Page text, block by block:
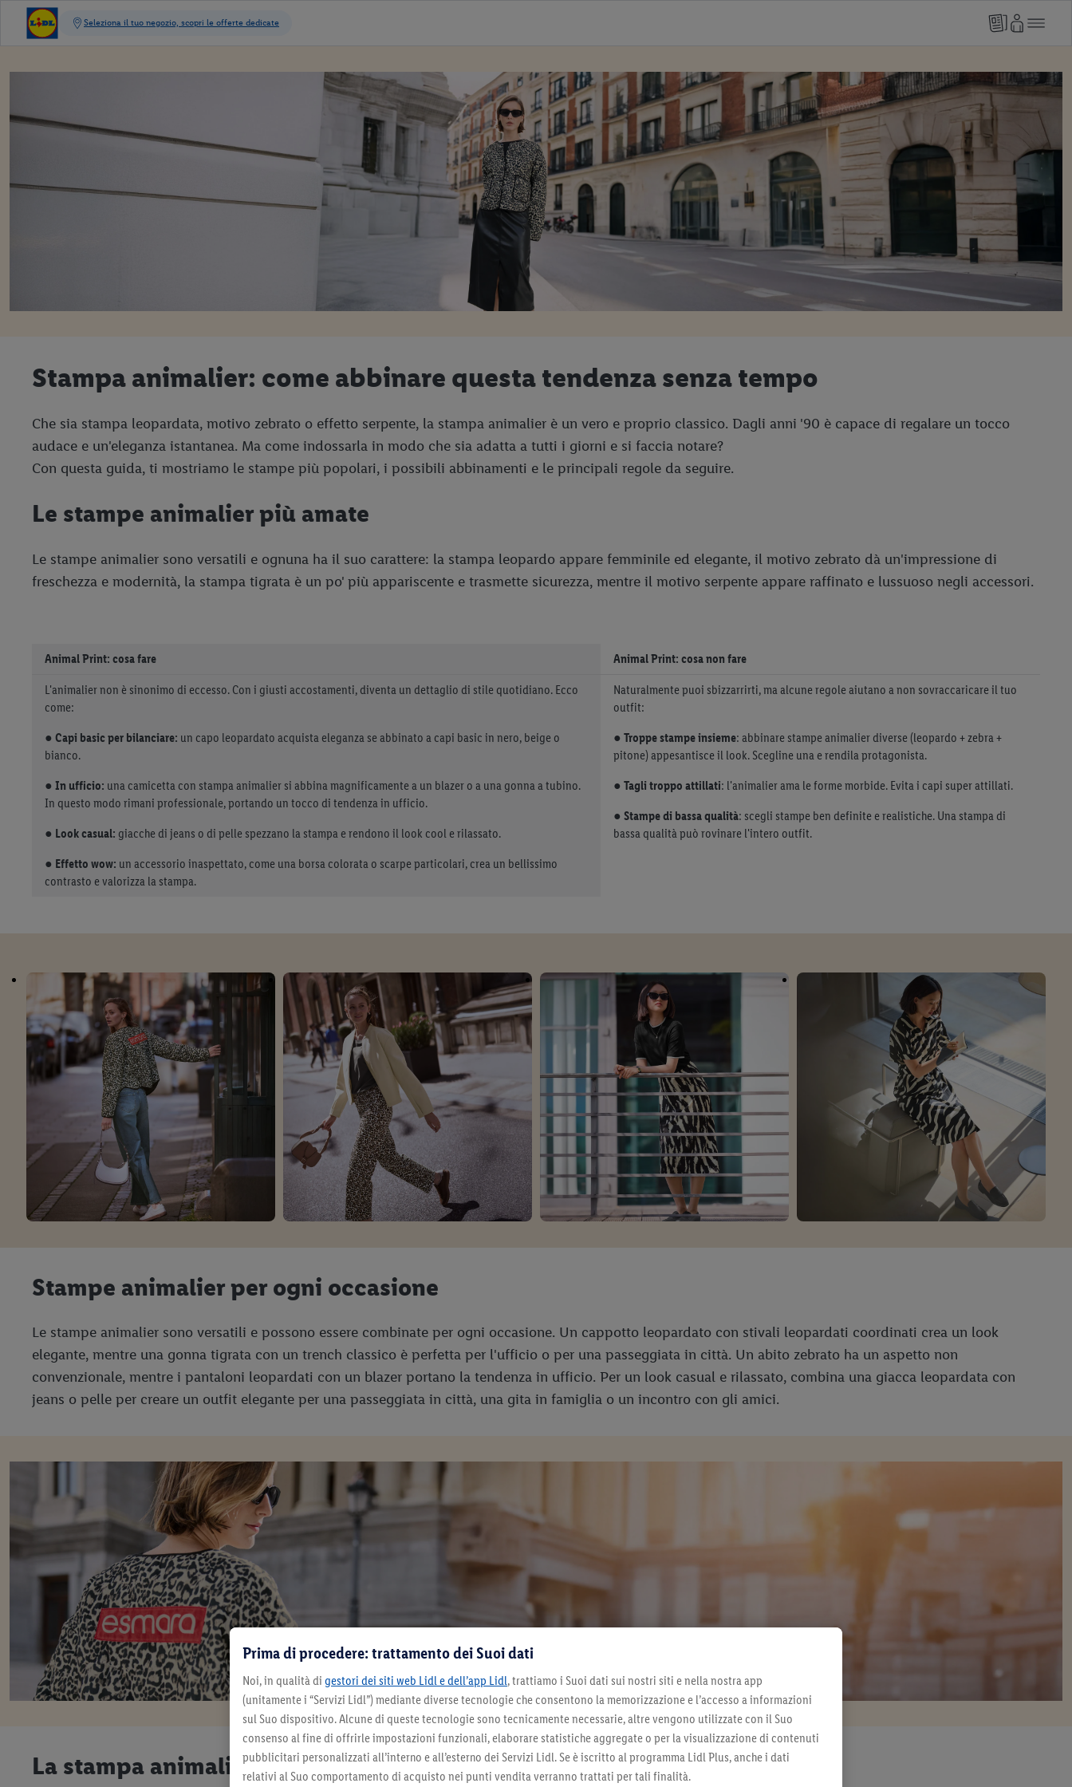
Stampa animalier: come abbinare questa tendenza senza tempo
Che sia stampa leopardata, motivo zebrato o effetto serpente, la stampa animalier è un vero e proprio classico. Dagli anni '90 è capace di regalare un tocco
audace e un'eleganza istantanea. Ma come indossarla in modo che sia adatta a tutti i giorni e si faccia notare?
Con questa guida, ti mostriamo le stampe più popolari, i possibili abbinamenti e le principali regole da seguire.
Le stampe animalier più amate
Le stampe animalier sono versatili e ognuna ha il suo carattere: la stampa leopardo appare femminile ed elegante, il motivo zebrato dà un'impressione di
freschezza e modernità, la stampa tigrata è un po' più appariscente e trasmette sicurezza, mentre il motivo serpente appare raffinato e lussuoso negli accessori.
Animal Print: cosa fare Animal Print: cosa non fare
L'animalier non è sinonimo di eccesso. Con i giusti accostamenti, diventa un dettaglio di stile quotidiano. Ecco
come:
● Capi basic per bilanciare: un capo leopardato acquista eleganza se abbinato a capi basic in nero, beige o
bianco.
● In ufficio: una camicetta con stampa animalier si abbina magnificamente a un blazer o a una gonna a tubino.
In questo modo rimani professionale, portando un tocco di tendenza in ufficio.
● Look casual: giacche di jeans o di pelle spezzano la stampa e rendono il look cool e rilassato.
● Effetto wow: un accessorio inaspettato, come una borsa colorata o scarpe particolari, crea un bellissimo
contrasto e valorizza la stampa.
Naturalmente puoi sbizzarrirti, ma alcune regole aiutano a non sovraccaricare il tuo
outfit:
● Troppe stampe insieme: abbinare stampe animalier diverse (leopardo + zebra +
pitone) appesantisce il look. Scegline una e rendila protagonista.
● Tagli troppo attillati: l'animalier ama le forme morbide. Evita i capi super attillati.
● Stampe di bassa qualità: scegli stampe ben definite e realistiche. Una stampa di
bassa qualità può rovinare l'intero outfit.
Stampe animalier per ogni occasione
Le stampe animalier sono versatili e possono essere combinate per ogni occasione. Un cappotto leopardato con stivali leopardati coordinati crea un look
elegante, mentre una gonna tigrata con un trench classico è perfetta per l'ufficio o per una passeggiata in città. Un abito zebrato ha un aspetto non
convenzionale, mentre i pantaloni leopardati con un blazer portano la tendenza in ufficio. Per un look casual e rilassato, combina una giacca leopardata con
jeans o pelle per creare un outfit elegante per una passeggiata in città, una gita in famiglia o un incontro con gli amici.
La stampa animalier è qui per restare
Prima di procedere: trattamento dei Suoi dati
Noi, in qualità di gestori dei siti web Lidl e dell’app Lidl, trattiamo i Suoi dati sui nostri siti e nella nostra app
(unitamente i “Servizi Lidl”) mediante diverse tecnologie che consentono la memorizzazione e l’accesso a informazioni
sul Suo dispositivo. Alcune di queste tecnologie sono tecnicamente necessarie, altre vengono utilizzate con il Suo
consenso al fine di offrirle impostazioni funzionali, elaborare statistiche aggregate o per la visualizzazione di contenuti
pubblicitari personalizzati all’interno e all’esterno dei Servizi Lidl. Se è iscritto al programma Lidl Plus, anche i dati
relativi al Suo comportamento di acquisto nei punti vendita verranno trattati per tali finalità.